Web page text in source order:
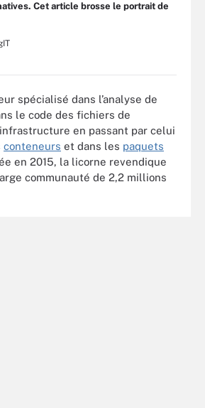
Cet article brosse le portrait de
spécialisé dans l’analyse de
le code des fichiers de
en passant par celui
conteneurs et dans les paquets
en 2015, la licorne revendique
communauté de 2,2 millions